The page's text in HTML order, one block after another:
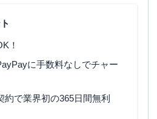
！
に手数料なしでチャー
約で業界初の365日間無利